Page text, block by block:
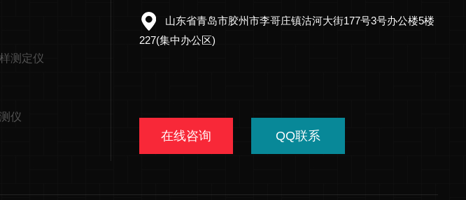
测定仪
仪
山东省青岛市胶州市李哥庄镇沽河大街177号3号办公楼5楼
227(集中办公区)
在线咨询 QQ联系